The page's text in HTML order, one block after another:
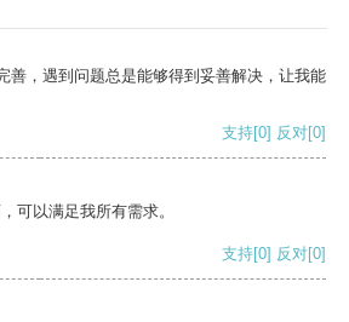
善，遇到问题总是能够得到妥善解决，让我能
支持[0] 反对[0]
可以满足我所有需求。
支持[0] 反对[0]